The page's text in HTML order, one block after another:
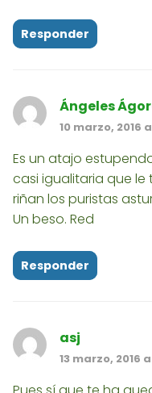
Responder
Ángeles
10 marzo, 2016
Es un atajo
casi igualitaria que
riñan los puristas
Un beso. Red
Responder
asj
13 marzo, 2016